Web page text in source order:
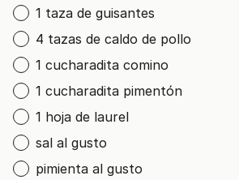
1 taza de guisantes
4 tazas de caldo de pollo
1 cucharadita comino
1 cucharadita pimentón
1 hoja de laurel
sal al gusto
pimienta al gusto